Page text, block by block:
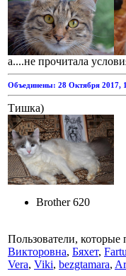
а....не прочитала
Объединены: 28 Октября 2017,
Тишка)
Brother 620
Пользователи, которые
Викторовна, Бяхет,
Vera, Viki, bezgtamara,